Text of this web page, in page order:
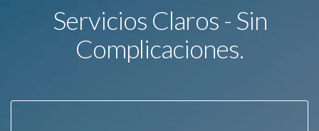
Servicios Claros - Sin
Complicaciones.